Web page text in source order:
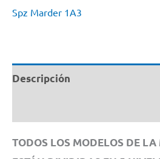
3326
Spz Marder 1A3
Descripción
TODOS LOS MODELOS DE LA